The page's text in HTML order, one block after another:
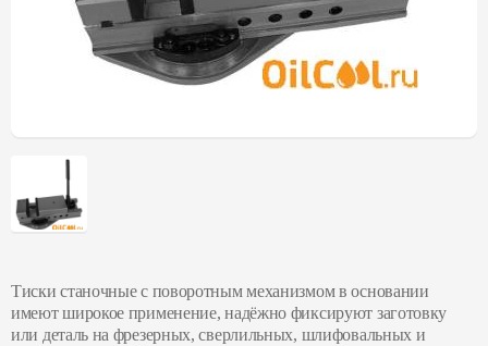
Тиски станочные с поворотным механизмом в основании
имеют широкое применение, надёжно фиксируют заготовку
или деталь на фрезерных, сверлильных, шлифовальных и